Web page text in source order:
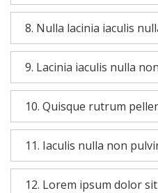
8. Nulla lacinia iaculis
9. Lacinia iaculis nulla
10. Quisque rutrum
11. Iaculis nulla non
12. Lorem ipsum dolor